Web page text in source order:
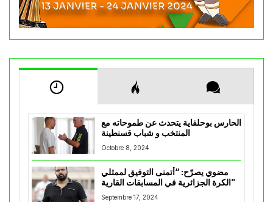
الحارس بوحلفاية يتحدث عن طموحاته مع
المنتخب و شباب قسنطينة
Octobre 8, 2024
مضوي يصرّح: “أتمنى التوفيق لممثلي
الكرة الجزائرية في المسابقات القارية”
Septembre 17, 2024